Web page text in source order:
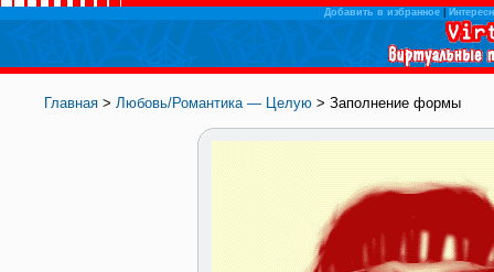
Добавить в избранное|
Главная > Любовь/Романтика — Целую > Заполнение формы